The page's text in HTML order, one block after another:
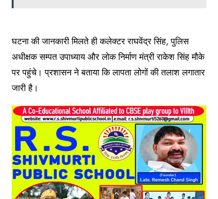
घटना की जानकारी मिलते ही कलेक्टर राघवेंद्र सिंह, पुलिस
अधीक्षक सम्पत उपाध्याय और लोक निर्माण मंत्री राकेश सिंह मौके
पर पहुंचे। प्रशासन ने बताया कि लापता लोगों की तलाश लगातार
जारी है।